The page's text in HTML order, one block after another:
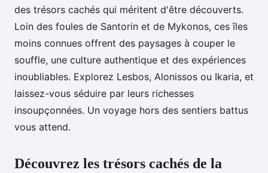
des trésors cachés qui méritent d'être découverts.
Loin des foules de Santorin et de Mykonos, ces îles
moins connues offrent des paysages à couper le
souffle, une culture authentique et des expériences
inoubliables. Explorez Lesbos, Alonissos ou Ikaria, et
laissez-vous séduire par leurs richesses
insoupçonnées. Un voyage hors des sentiers battus
vous attend.
Découvrez les trésors cachés de la